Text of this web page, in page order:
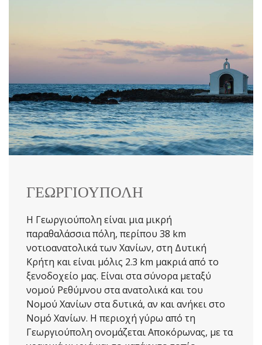
ΓΕΩΡΓΙΟΥΠΟΛΗ
Η Γεωργιούπολη είναι μια μικρή
παραθαλάσσια πόλη, περίπου 38 km
νοτιοανατολικά των Χανίων, στη Δυτική
Κρήτη και είναι μόλις 2.3 km μακριά από το
ξενοδοχείο μας. Είναι στα σύνορα μεταξύ
νομού Ρεθύμνου στα ανατολικά και του
Νομού Χανίων στα δυτικά, αν και ανήκει στο
Νομό Χανίων. Η περιοχή γύρω από τη
Γεωργιούπολη ονομάζεται Αποκόρωνας, με τα